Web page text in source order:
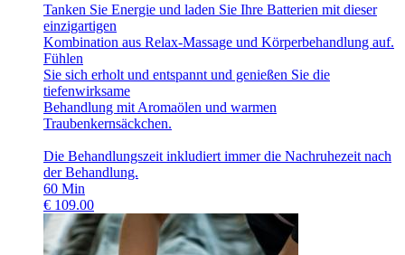
Tanken Sie Energie und laden Sie Ihre Batterien mit dieser
einzigartigen
Kombination aus Relax-Massage und Körperbehandlung auf.
Fühlen
Sie sich erholt und entspannt und genießen Sie die
tiefenwirksame
Behandlung mit Aromaölen und warmen
Traubenkernsäckchen.
Die Behandlungszeit inkludiert immer die Nachruhezeit nach
der Behandlung.
60 Min
€ 109.00